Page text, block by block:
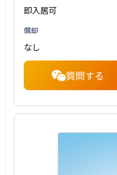
即入居可
償却
なし
質問する